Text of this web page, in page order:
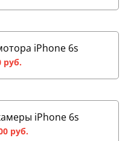
iPhone 6s
руб.
iPhone 6s
руб.